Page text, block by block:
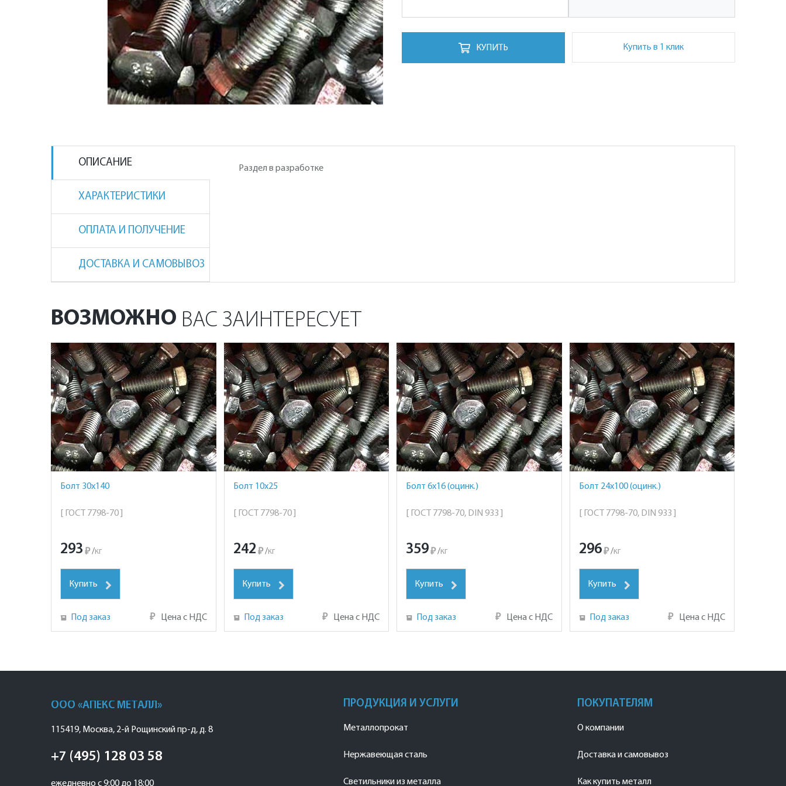
КУПИТЬ Купить в 1 клик
ОПИСАНИЕ
ХАРАКТЕРИСТИКИ
ОПЛАТА И ПОЛУЧЕНИЕ
ДОСТАВКА И САМОВЫВОЗ
Раздел в разработке
ВОЗМОЖНО ВАС ЗАИНТЕРЕСУЕТ
Болт 30х140
[ ГОСТ 7798-70 ]
293 ₽ /кг
Купить
Под заказ ₽ Цена с НДС
Болт 10х25
[ ГОСТ 7798-70 ]
242 ₽ /кг
Купить
Под заказ ₽ Цена с НДС
Болт 6х16 (оцинк.)
[ ГОСТ 7798-70, DIN 933 ]
359₽ /кг
Купить
Под заказ ₽ Цена с НДС
Болт 24х100 (оцинк.)
[ ГОСТ 7798-70, DIN 933 ]
296 ₽ /кг
Купить
Под заказ ₽ Цена с НДС
ООО «АПЕКС МЕТАЛЛ»
115419, Москва, 2-й Рощинский пр-д, д. 8
+7 (495) 128 03 58
ежедневно с 9:00 до 18:00
ПРОДУКЦИЯ И УСЛУГИ
Металлопрокат
Нержавеющая сталь
Светильники из металла
ПОКУПАТЕЛЯМ
О компании
Доставка и самовывоз
Как купить металл